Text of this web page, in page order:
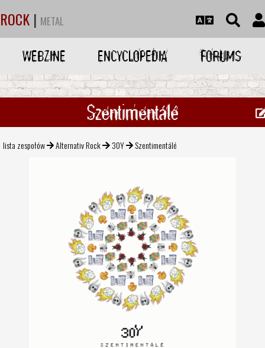
ROCK | METAL
WEBZINE ENCYCLOPEDIA FORUMS
Szentimentálé
lista zespołów Alternativ Rock 30Y Szentimentálé